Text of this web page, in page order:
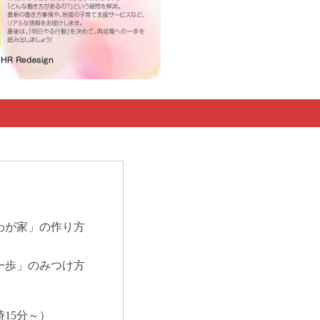
家」の作り方
」のみつけ方
分～）